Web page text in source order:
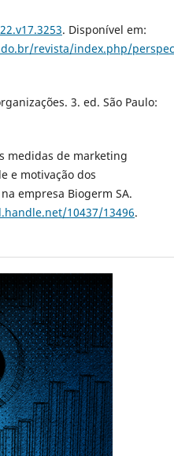
. Disponível em:
revista/index.php/
3. ed. São Paulo:
medidas de marketing
e motivação dos
empresa Biogerm SA.
10437/13496.